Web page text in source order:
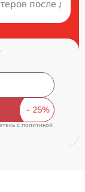
после
cполитикой